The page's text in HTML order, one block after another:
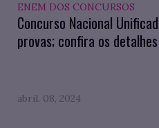
ENEM DOS CONCURSOS
Concurso Nacional
provas; confira os detalhes
abril. 08, 2024